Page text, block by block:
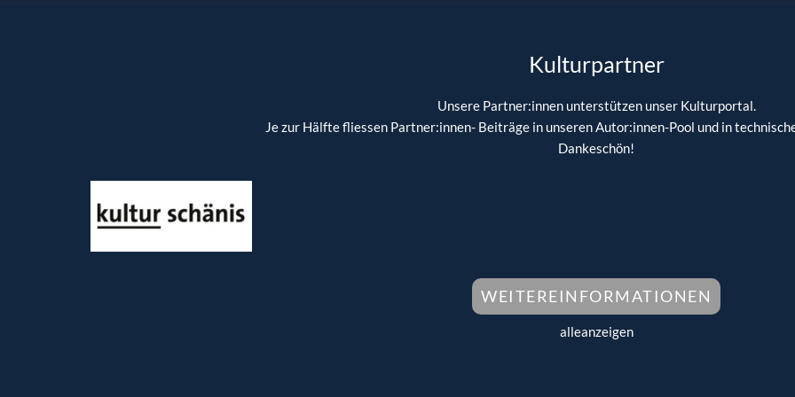
Kulturpartner
Unsere Partner:innen unterstützen unser Kulturportal.
Je zur Hälfte fliessen Partner:innen- Beiträge in unseren Autor:innen-Pool und in
Dankeschön!
WEITEREINFORMATIONEN
alleanzeigen